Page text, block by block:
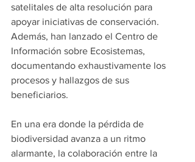
satelitales de alta resolución para
apoyar iniciativas de conservación.
Además, han lanzado el Centro de
Información sobre Ecosistemas,
documentando exhaustivamente los
procesos y hallazgos de sus
beneficiarios.
En una era donde la pérdida de
biodiversidad avanza a un ritmo
alarmante, la colaboración entre la